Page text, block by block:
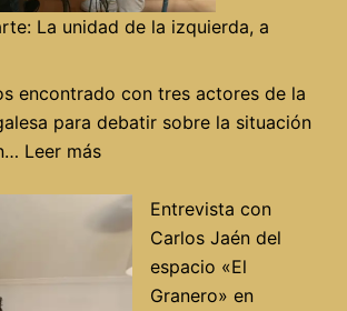
La unidad de la izquierda, a
encontrado con tres actores de la
para debatir sobre la situación
Leer más:
aparte:
La
unidad
Entrevista con
Carlos Jaén del
espacio «El
Granero» en